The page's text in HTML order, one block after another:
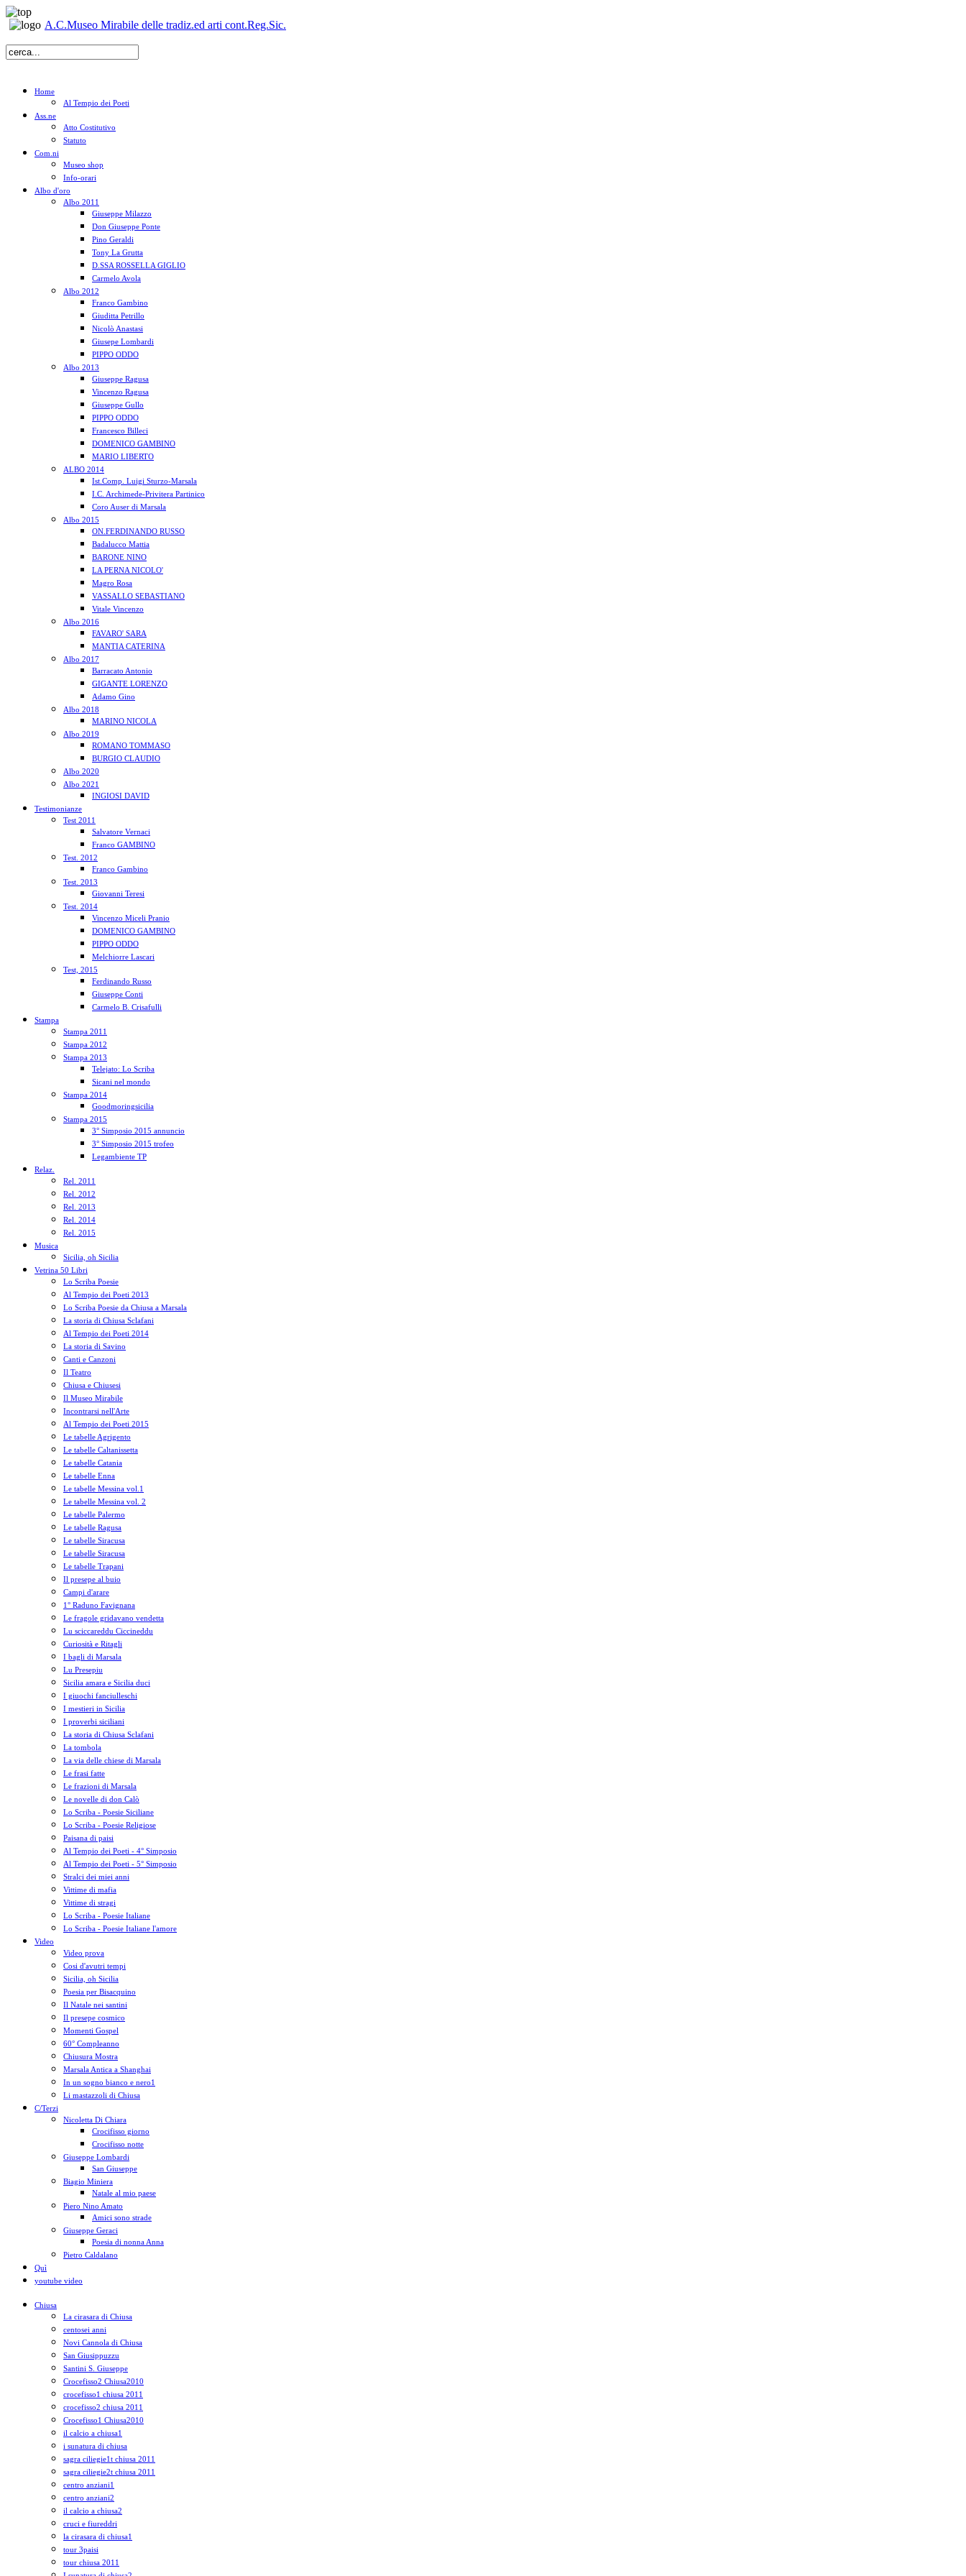
A.C.Museo Mirabile delle tradiz.ed arti cont.Reg.Sic.
Home
Al Tempio dei Poeti
Ass.ne
Atto Costitutivo
Statuto
Com.ni
Museo shop
Info-orari
Albo d'oro
Albo 2011
Giuseppe Milazzo
Don Giuseppe Ponte
Pino Geraldi
Tony La Grutta
D.SSA ROSSELLA GIGLIO
Carmelo Avola
Albo 2012
Franco Gambino
Giuditta Petrillo
Nicolò Anastasi
Giusepe Lombardi
PIPPO ODDO
Albo 2013
Giuseppe Ragusa
Vincenzo Ragusa
Giuseppe Gullo
PIPPO ODDO
Francesco Billeci
DOMENICO GAMBINO
MARIO LIBERTO
ALBO 2014
Ist.Comp. Luigi Sturzo-Marsala
I.C. Archimede-Privitera Partinico
Coro Auser di Marsala
Albo 2015
ON.FERDINANDO RUSSO
Badalucco Mattia
BARONE NINO
LA PERNA NICOLO'
Magro Rosa
VASSALLO SEBASTIANO
Vitale Vincenzo
Albo 2016
FAVARO' SARA
MANTIA CATERINA
Albo 2017
Barracato Antonio
GIGANTE LORENZO
Adamo Gino
Albo 2018
MARINO NICOLA
Albo 2019
ROMANO TOMMASO
BURGIO CLAUDIO
Albo 2020
Albo 2021
INGIOSI DAVID
Testimonianze
Test 2011
Salvatore Vernaci
Franco GAMBINO
Test. 2012
Franco Gambino
Test. 2013
Giovanni Teresi
Test. 2014
Vincenzo Miceli Pranio
DOMENICO GAMBINO
PIPPO ODDO
Melchiorre Lascari
Test, 2015
Ferdinando Russo
Giuseppe Conti
Carmelo B. Crisafulli
Stampa
Stampa 2011
Stampa 2012
Stampa 2013
Telejato: Lo Scriba
Sicani nel mondo
Stampa 2014
Goodmoringsicilia
Stampa 2015
3° Simposio 2015 annuncio
3° Simposio 2015 trofeo
Legambiente TP
Relaz.
Rel. 2011
Rel. 2012
Rel. 2013
Rel. 2014
Rel. 2015
Musica
Sicilia, oh Sicilia
Vetrina 50 Libri
Lo Scriba Poesie
Al Tempio dei Poeti 2013
Lo Scriba Poesie da Chiusa a Marsala
La storia di Chiusa Sclafani
Al Tempio dei Poeti 2014
La storia di Savino
Canti e Canzoni
Il Teatro
Chiusa e Chiusesi
Il Museo Mirabile
Incontrarsi nell'Arte
Al Tempio dei Poeti 2015
Le tabelle Agrigento
Le tabelle Caltanissetta
Le tabelle Catania
Le tabelle Enna
Le tabelle Messina vol.1
Le tabelle Messina vol. 2
Le tabelle Palermo
Le tabelle Ragusa
Le tabelle Siracusa
Le tabelle Siracusa
Le tabelle Trapani
Il presepe al buio
Campi d'arare
1° Raduno Favignana
Le fragole gridavano vendetta
Lu sciccareddu Ciccineddu
Curiosità e Ritagli
I bagli di Marsala
Lu Presepiu
Sicilia amara e Sicilia duci
I giuochi fanciulleschi
I mestieri in Sicilia
I proverbi siciliani
La storia di Chiusa Sclafani
La tombola
La via delle chiese di Marsala
Le frasi fatte
Le frazioni di Marsala
Le novelle di don Calò
Lo Scriba - Poesie Siciliane
Lo Scriba - Poesie Religiose
Paisana di paisi
Al Tempio dei Poeti - 4° Simposio
Al Tempio dei Poeti - 5° Simposio
Stralci dei miei anni
Vittime di mafia
Vittime di stragi
Lo Scriba - Poesie Italiane
Lo Scriba - Poesie Italiane l'amore
Video
Video prova
Cosi d'avutri tempi
Sicilia, oh Sicilia
Poesia per Bisacquino
Il Natale nei santini
Il presepe cosmico
Momenti Gospel
60° Compleanno
Chiusura Mostra
Marsala Antica a Shanghai
In un sogno bianco e nero1
Li mastazzoli di Chiusa
C/Terzi
Nicoletta Di Chiara
Crocifisso giorno
Crocifisso notte
Giuseppe Lombardi
San Giuseppe
Biagio Miniera
Natale al mio paese
Piero Nino Amato
Amici sono strade
Giuseppe Geraci
Poesia di nonna Anna
Pietro Caldalano
Quì
youtube video
Chiusa
La cirasara di Chiusa
centosei anni
Novi Cannola di Chiusa
San Giusippuzzu
Santini S. Giuseppe
Crocefisso2 Chiusa2010
crocefisso1 chiusa 2011
crocefisso2 chiusa 2011
Crocefisso1 Chiusa2010
il calcio a chiusa1
i sunatura di chiusa
sagra ciliegie1t chiusa 2011
sagra ciliegie2t chiusa 2011
centro anziani1
centro anziani2
il calcio a chiusa2
cruci e fiureddri
la cirasara di chiusa1
tour 3paisi
tour chiusa 2011